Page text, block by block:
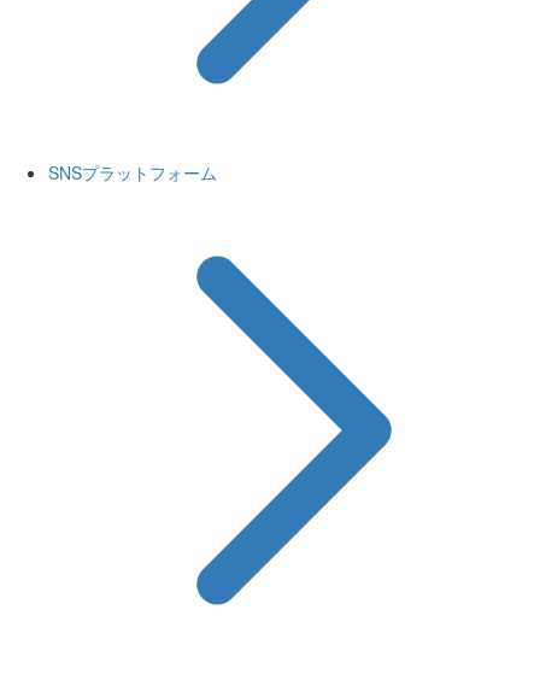
SNSプラットフォーム